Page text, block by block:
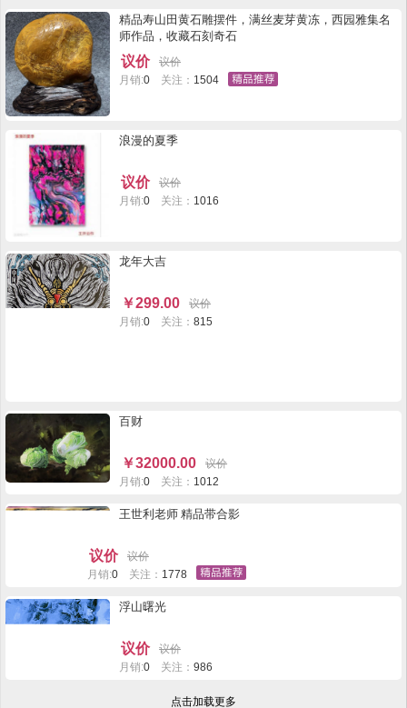
精品寿山田黄石雕摆件，满丝麦芽黄冻，西园雅集名
师作品，收藏石刻奇石
议价
议价
月销:0 关注： 1504
浪漫的夏季
议价
议价
月销:0 关注： 1016
龙年大吉
￥299.00
议价
月销:0 关注：815
百财
￥32000.00
议价
月销:0 关注： 1012
王世利老师 精品带合影
议价
议价
月销:0 关注： 1778
浮山曙光
议价
议价
月销:0 关注：986
点击加载更多